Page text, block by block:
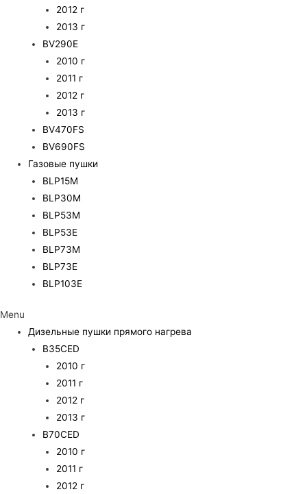
2012 г
2013 г
BV290E
2010 г
2011 г
2012 г
2013 г
BV470FS
BV690FS
Газовые пушки
BLP15M
BLP30M
BLP53M
BLP53E
BLP73M
BLP73E
BLP103E
Menu
Дизельные пушки прямого нагрева
B35CED
2010 г
2011 г
2012 г
2013 г
B70CED
2010 г
2011 г
2012 г